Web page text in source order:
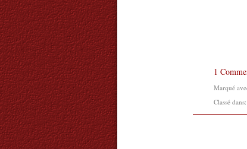
1
Marqué
Classé dans: